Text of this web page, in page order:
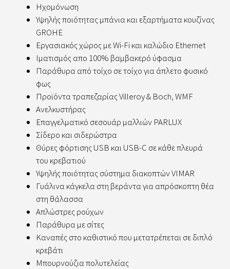
Ηχομόνωση
Υψηλής ποιότητας μπάνια και εξαρτήματα κουζίνας
GROHE
Εργασιακός χώρος με Wi-Fi και καλώδιο Ethernet
Ιματισμός απο 100% βαμβακερό ύφασμα
Παράθυρα από τοίχο σε τοίχο για άπλετο φυσικό
φως
Προϊόντα τραπεζαρίας Villeroy & Boch, WMF
Ανελκυστήρας
Επαγγελματικό σεσουάρ μαλλιών PARLUX
Σίδερο και σιδερώστρα
Θύρες φόρτισης USB και USB-C σε κάθε πλευρά
του κρεβατιού
Υψηλής ποιότητας σύστημα διακοπτών VIMAR
Γυάλινα κάγκελα στη βεράντα για απρόσκοπτη θέα
στη θάλασσα
Απλώστρες ρούχων
Παράθυρα με σίτες
Καναπές στο καθιστικό που μετατρέπεται σε διπλό
κρεβάτι
Μπουρνούζια πολυτελείας